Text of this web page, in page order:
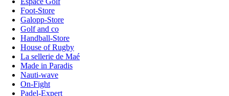
Foot-Store
Galopp-Store
Golf and co
Handball-Store
House of Rugby
La sellerie de Maé
Made in Paradis
Nauti-wave
On-Fight
Padel-Expert